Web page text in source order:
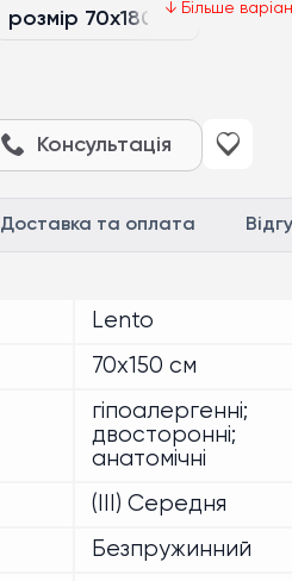
розмір 70x180 см
розмір 80x170 см
розмір 80x190 см
розмір 90x190 см
розмір 140x190 см
розмір 180x190 см
Консультація
Доставка та оплата
Lento
70x150 см
гіпоалергенні;
двосторонні;
анатомічні
(III) Середня
Безпружинний